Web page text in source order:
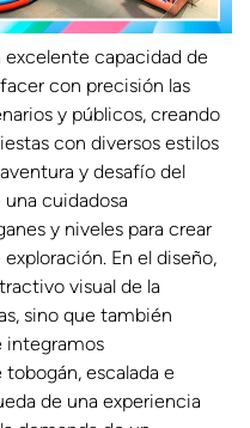
capacidad de
con precisión las
y públicos, creando
con diversos estilos
y desafío del
cuidadosa
y niveles para crear
En el diseño,
visual de la
sino que también
integramos
escalada e
de una experiencia